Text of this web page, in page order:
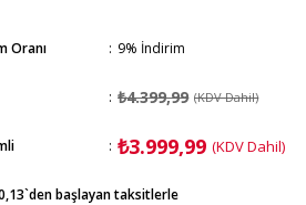
Oranı : %
9 İndirim
: ₺4.399,99 (KDV Dahil)
: ₺3.999,99 (KDV Dahil)
`den başlayan taksitlerle